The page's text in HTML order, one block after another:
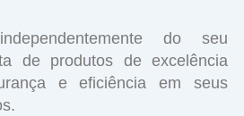
do seu
de produtos de excelência
e eficiência em seus